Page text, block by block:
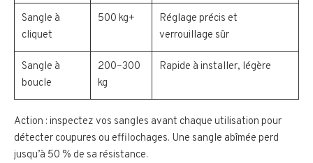
Sangle à
cliquet
500 kg+
Réglage précis et
verrouillage sûr
Sangle à
boucle
200–300
kg
Rapide à installer, légère
Action : inspectez vos sangles avant chaque utilisation pour
détecter coupures ou effilochages. Une sangle abîmée perd
jusqu’à 50 % de sa résistance.